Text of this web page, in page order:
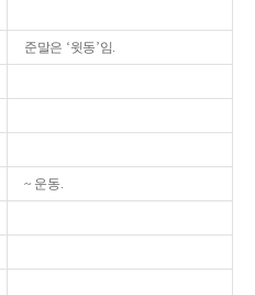
준말은 ‘윗동’임.
~ 운동.